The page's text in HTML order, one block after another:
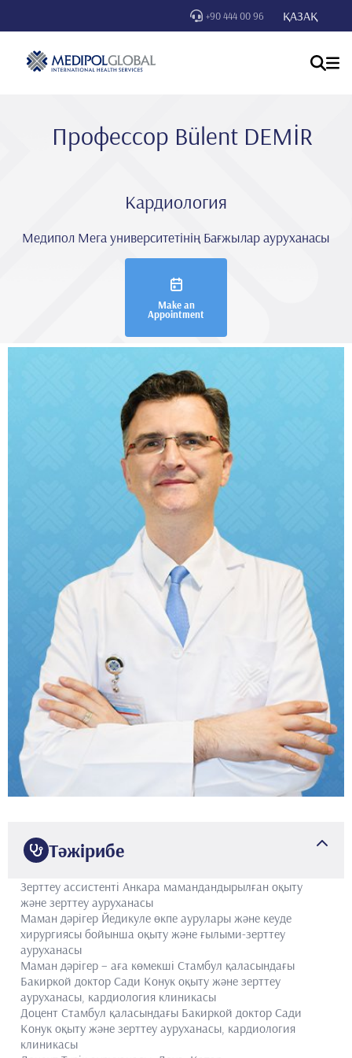
+90 444 00 96 ҚАЗАҚ
Профессор Bülent DEMİR
Кардиология
Медипол Мега университетінің Бағжылар ауруханасы
Make an
Appointment
Тәжірибе
Зерттеу ассистенті Анкара мамандандырылған оқыту
және зерттеу ауруханасы
Маман дәрігер Йедикуле өкпе аурулары және кеуде
хирургиясы бойынша оқыту және ғылыми-зерттеу
ауруханасы
Маман дәрігер – аға көмекші Стамбул қаласындағы
Бакиркой доктор Сади Конук оқыту және зерттеу
ауруханасы, кардиология клиникасы
Доцент Стамбул қаласындағы Бакиркой доктор Сади
Конук оқыту және зерттеу ауруханасы, кардиология
клиникасы